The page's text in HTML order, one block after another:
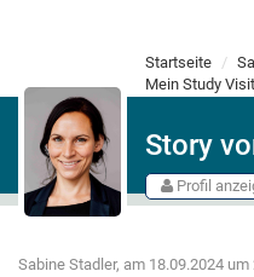
Startseite
Mein Study
Story
Profil
Sabine Stadler, am 18.09.2024 um